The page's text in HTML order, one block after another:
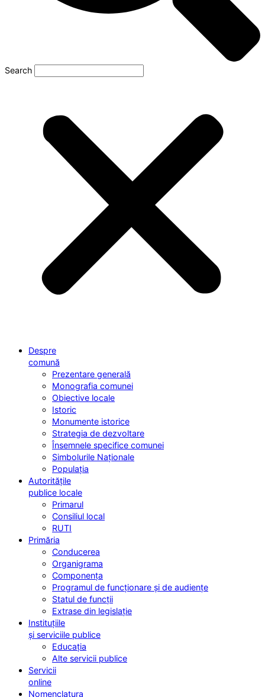
Search
Despre
comună
Prezentare generală
Monografia comunei
Obiective locale
Istoric
Monumente istorice
Strategia de dezvoltare
Însemnele specifice comunei
Simbolurile Naționale
Populația
Autoritățile
publice locale
Primarul
Consiliul local
RUTI
Primăria
Conducerea
Organigrama
Componența
Programul de funcționare și de audiențe
Statul de funcții
Extrase din legislație
Instituțiile
și serviciile publice
Educația
Alte servicii publice
Servicii
online
Nomenclatura